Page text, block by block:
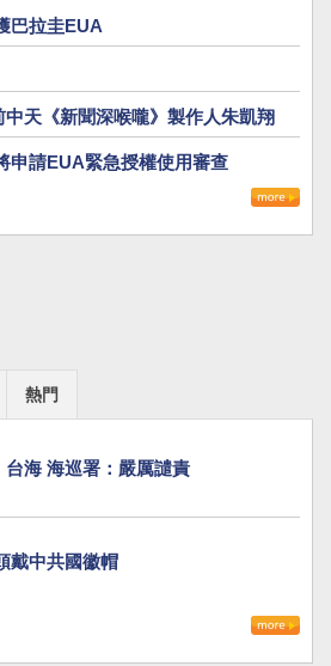
巴拉圭EUA
天《新聞深喉嚨》製作人朱凱翔
申請EUA緊急授權使用審查
熱門
海 海巡署：嚴厲譴責
戴中共國徽帽